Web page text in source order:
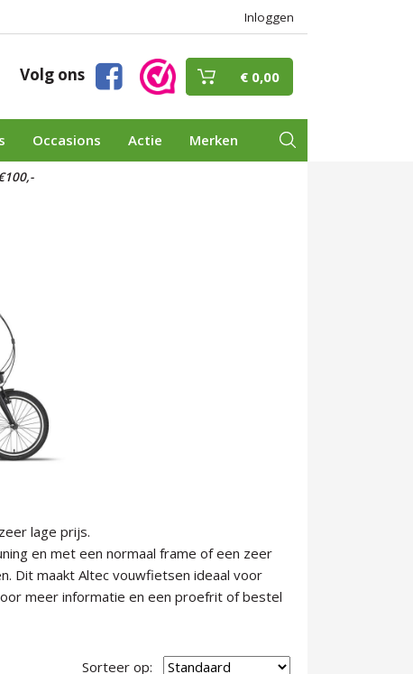
Inloggen
Volg ons € 0,00
Occasions Actie Merken
lage prijs.
en met een normaal frame of een zeer
Dit maakt Altec vouwfietsen ideaal voor
meer informatie en een proefrit of bestel
Sorteer op: